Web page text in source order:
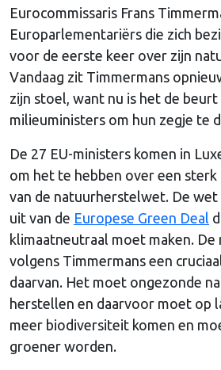
Eurocommissaris Frans
Europarlementariërs die zich
voor de eerste keer over zijn
Vandaag zit Timmermans
zijn stoel, want nu is het de beurt
milieuministers om hun zegje te
De 27 EU-ministers komen in
om het te hebben over een
van de natuurherstelwet. De
uit van de Europese Green Deal
klimaatneutraal moet maken.
volgens Timmermans een
daarvan. Het moet ongezonde
herstellen en daarvoor moet op
meer biodiversiteit komen en
groener worden.